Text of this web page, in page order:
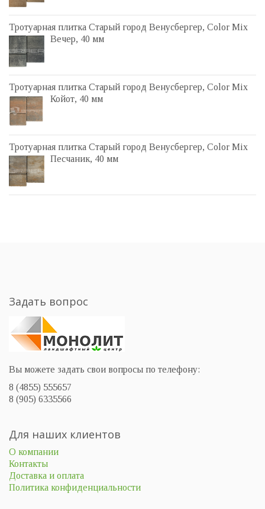
Тротуарная плитка Старый город Венусбергер, Color Mix
Вечер, 40 мм
Тротуарная плитка Старый город Венусбергер, Color Mix
Койот, 40 мм
Тротуарная плитка Старый город Венусбергер, Color Mix
Песчаник, 40 мм
Задать вопрос
Вы можете задать свои вопросы по телефону:
8 (4855) 555657
8 (905) 6335566
Для наших клиентов
О компании
Контакты
Доставка и оплата
Политика конфиденциальности